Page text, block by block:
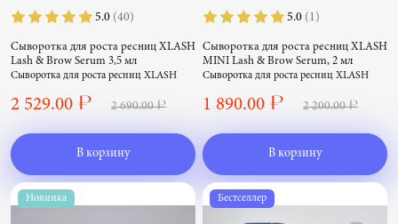
5.0 (40)
Сыворотка для роста ресниц XLASH
Lash & Brow Serum 3,5 мл
Сыворотка для роста ресниц XLASH
2 529.00 ₽ 2 690.00 ₽
В корзину
5.0 (1)
Сыворотка для роста ресниц XLASH
MINI Lash & Brow Serum, 2 мл
Сыворотка для роста ресниц XLASH
1 890.00 ₽ 2 200.00 ₽
В корзину
Новинка Бестселлер